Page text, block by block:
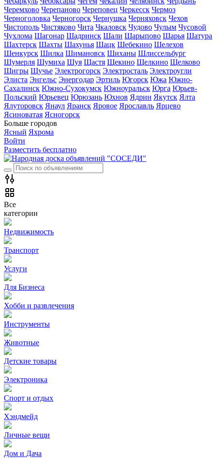
Черемхово Черепаново Череповец Черкесск Чермоз
Черноголовка Черногорск Чернушка Черняховск Чехов
Чистополь Чистяково Чита Чкаловск Чудово Чулым Чусовой
Чухлома Шагонар Шадринск Шали Шарыпово Шарья Шатура
Шахтерск Шахты Шахунья Шацк Шебекино Шелехов
Шенкурск Шилка Шимановск Шиханы Шлиссельбург
Шумерля Шумиха Шуя Щастя Щекино Щелкино Щелково
Щигры Щучье Электрогорск Электросталь Электроугли
Элиста Энгельс Энергодар Эртиль Югорск Южа Южно-
Сахалинск Южно-Сухокумск Южноуральск Юрга Юрьев-
Польский Юрьевец Юрюзань Юхнов Ядрин Якутск Ялта
Ялуторовск Янаул Яранск Яровое Ярославль Ярцево
Ясиноватая Ясногорск
Больше городов
Ясный Яхрома
Войти
Разместить бесплатно
Все
категории
Недвижимость
Транспорт
Услуги
Для Бизнеса
Хобби и развлечения
Инструменты
Животные
Детские товары
Электроника
Спорт и отдых
Хэндмейд
Личные вещи
Дом и Дача